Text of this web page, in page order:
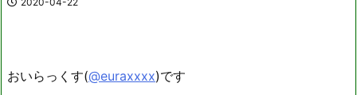
おいらっくす(@euraxxxx)です